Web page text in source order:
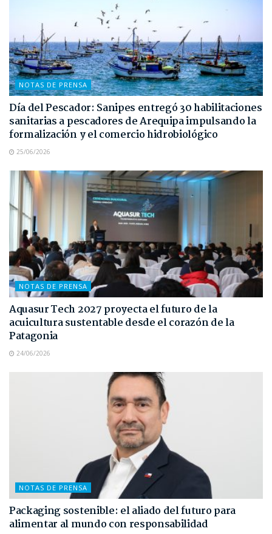
NOTAS DE PRENSA
Día del Pescador: Sanipes entregó 30 habilitaciones
sanitarias a pescadores de Arequipa impulsando la
formalización y el comercio hidrobiológico
25/06/2026
NOTAS DE PRENSA
Aquasur Tech 2027 proyecta el futuro de la
acuicultura sustentable desde el corazón de la
Patagonia
24/06/2026
NOTAS DE PRENSA
Packaging sostenible: el aliado del futuro para
alimentar al mundo con responsabilidad